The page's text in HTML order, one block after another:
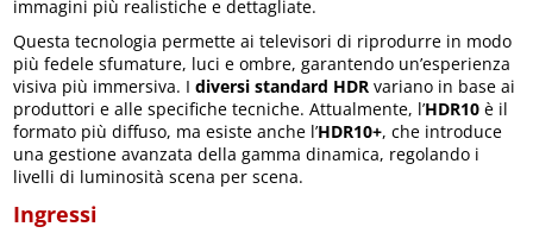
immagini più realistiche e dettagliate.
Questa tecnologia permette ai televisori di riprodurre in modo
più fedele sfumature, luci e ombre, garantendo un’esperienza
visiva più immersiva. Idiversi standard HDR variano in base ai
produttori e alle specifiche tecniche. Attualmente, l’HDR10 è il
formato più diffuso, ma esiste anche l’HDR10+, che introduce
una gestione avanzata della gamma dinamica, regolando i
livelli di luminosità scena per scena.
Ingressi